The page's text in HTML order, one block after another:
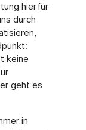
hierfür
durch
keine
geht es
in